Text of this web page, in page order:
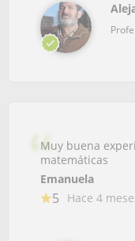
Muy buena
matemáticas
Emanuela
5 Hace 4